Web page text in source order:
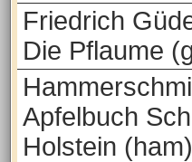
Friedrich
Die Pflaume
Apfelbuch
Holstein (ham)